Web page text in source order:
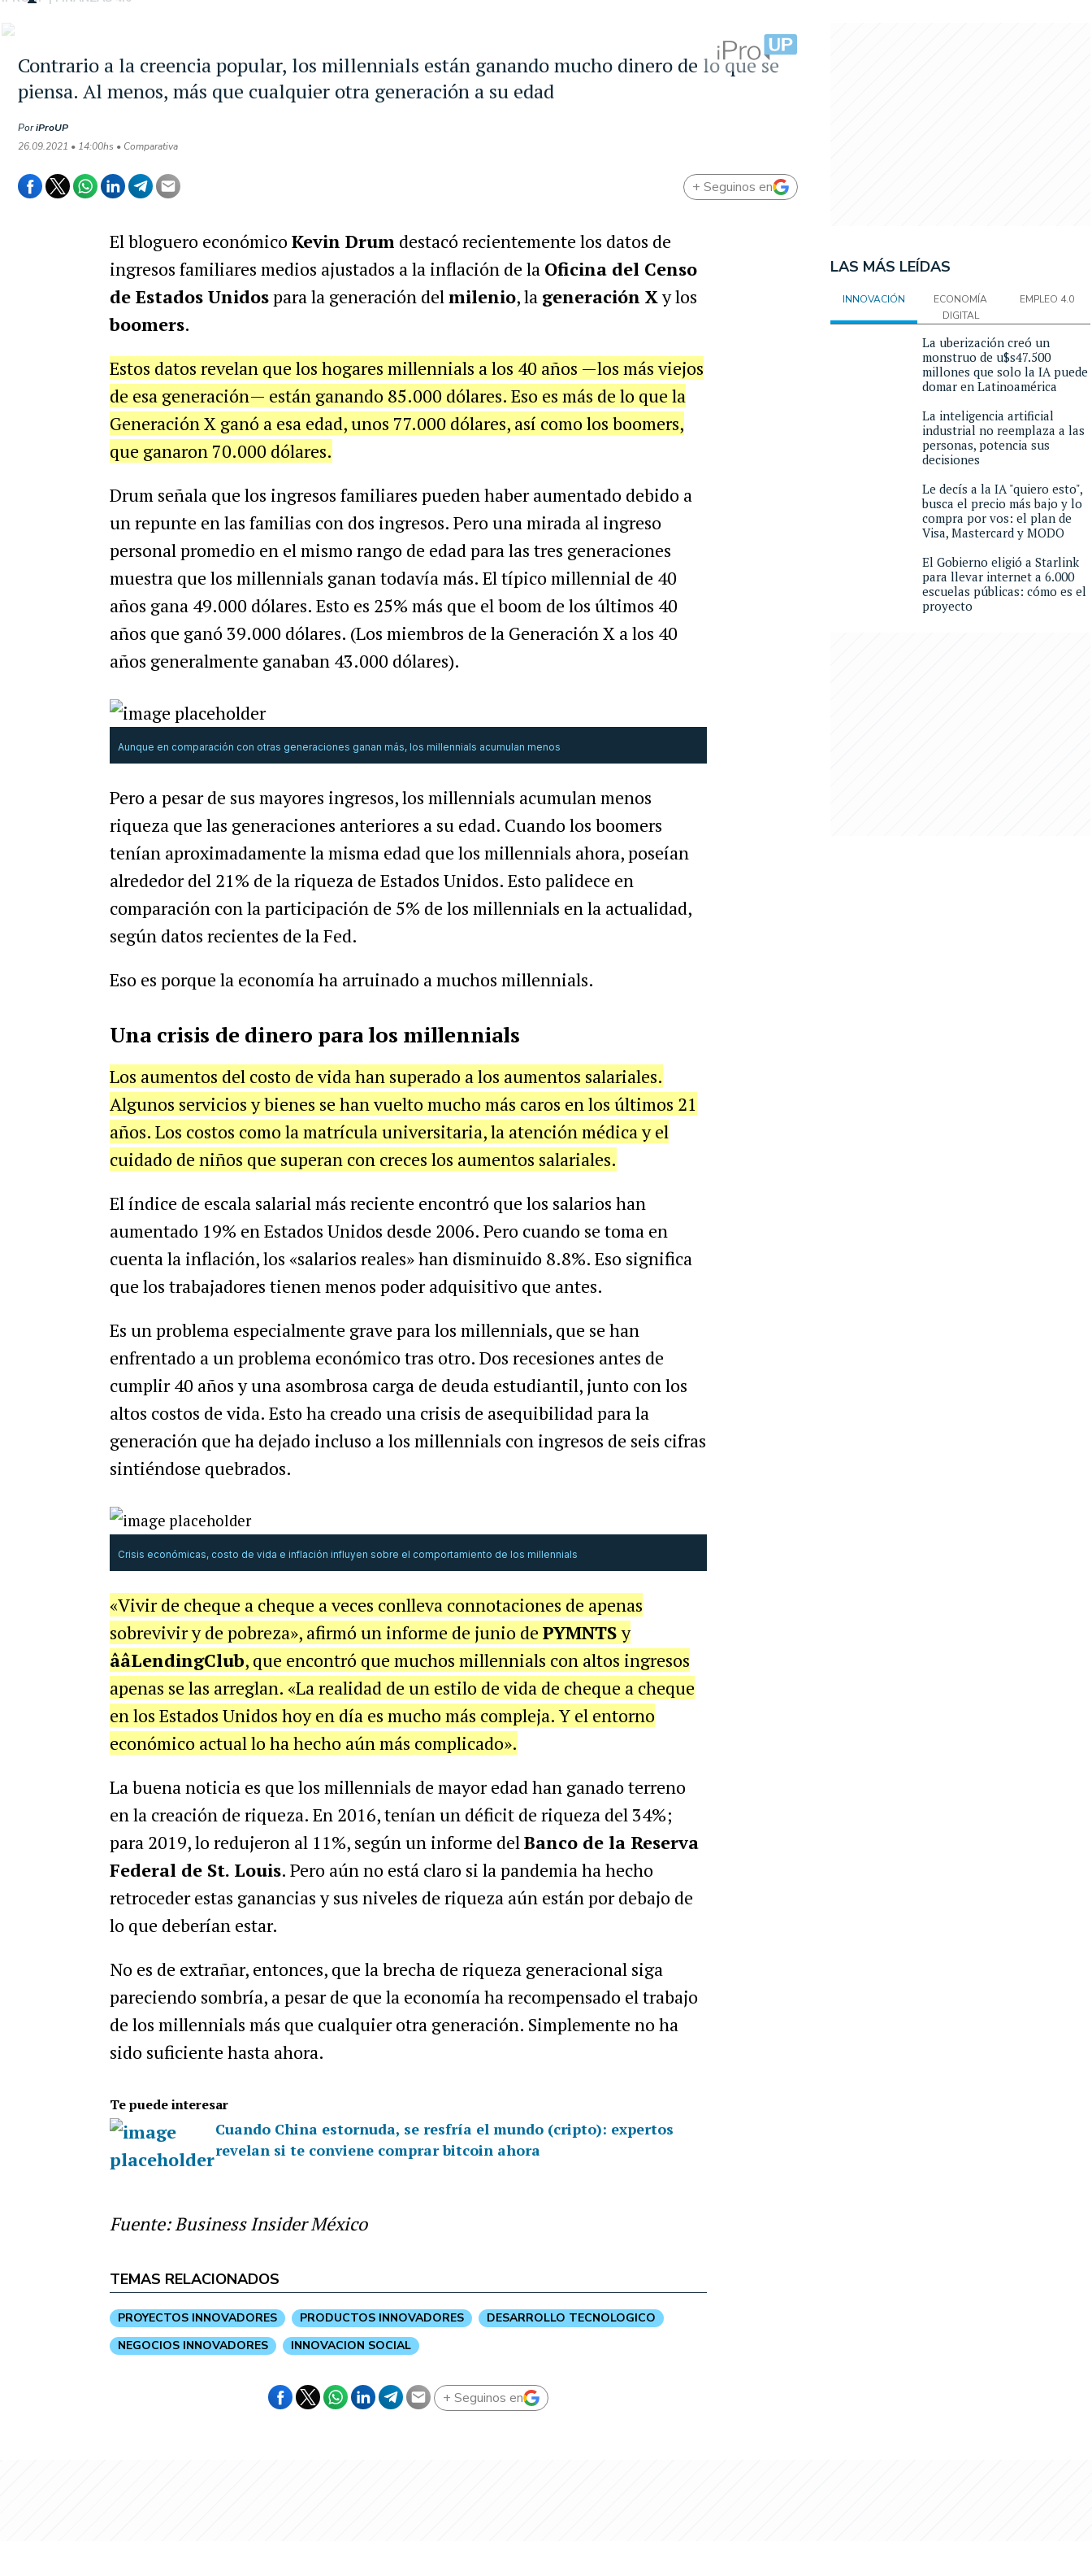
Contrario a la creencia popular, los millennials están ganando mucho dinero de lo que se
piensa. Al menos, más que cualquier otra generación a su edad
PoriProUP
26.09.2021 • 14:00hs • Comparativa
+ Seguinos en
El bloguero económico Kevin Drum destacó recientemente los datos de
ingresos familiares medios ajustados a la inflación de la Oficina del Censo
de Estados Unidospara la generación delmilenio, la generación Xy los
boomers.
Estos datos revelan que los hogares millennials a los 40 años —los más viejos
de esa generación— están ganando 85.000 dólares. Eso es más de lo que la
Generación X ganó a esa edad, unos 77.000 dólares, así como los boomers,
que ganaron 70.000 dólares.
Drum señala que los ingresos familiares pueden haber aumentado debido a
un repunte en las familias con dos ingresos. Pero una mirada al ingreso
personal promedio en el mismo rango de edad para las tres generaciones
muestra que los millennials ganan todavía más. El típico millennial de 40
años gana 49.000 dólares. Esto es 25% más que el boom de los últimos 40
años que ganó 39.000 dólares. (Los miembros de la Generación X a los 40
años generalmente ganaban 43.000 dólares).
Aunque en comparación con otras generaciones ganan más, los millennials acumulan menos
Pero a pesar de sus mayores ingresos, los millennials acumulan menos
riqueza que las generaciones anteriores a su edad. Cuando los boomers
tenían aproximadamente la misma edad que los millennials ahora, poseían
alrededor del 21% de la riqueza de Estados Unidos. Esto palidece en
comparación con la participación de 5% de los millennials en la actualidad,
según datos recientes de la Fed.
Eso es porque la economía ha arruinado a muchos millennials.
Una crisis de dinero para los millennials
Los aumentos del costo de vida han superado a los aumentos salariales.
Algunos servicios y bienes se han vuelto mucho más caros en los últimos 21
años. Los costos como la matrícula universitaria, la atención médica y el
cuidado de niños que superan con creces los aumentos salariales.
El índice de escala salarial más reciente encontró que los salarios han
aumentado 19% en Estados Unidos desde 2006. Pero cuando se toma en
cuenta la inflación, los «salarios reales» han disminuido 8.8%. Eso significa
que los trabajadores tienen menos poder adquisitivo que antes.
Es un problema especialmente grave para los millennials, que se han
enfrentado a un problema económico tras otro. Dos recesiones antes de
cumplir 40 años y una asombrosa carga de deuda estudiantil, junto con los
altos costos de vida. Esto ha creado una crisis de asequibilidad para la
generación que ha dejado incluso a los millennials con ingresos de seis cifras
sintiéndose quebrados.
Crisis económicas, costo de vida e inflación influyen sobre el comportamiento de los millennials
«Vivir de cheque a cheque a veces conlleva connotaciones de apenas
sobrevivir y de pobreza», afirmó un informe de junio de PYMNTSy
ââLendingClub, que encontró que muchos millennials con altos ingresos
apenas se las arreglan. «La realidad de un estilo de vida de cheque a cheque
en los Estados Unidos hoy en día es mucho más compleja. Y el entorno
económico actual lo ha hecho aún más complicado».
La buena noticia es que los millennials de mayor edad han ganado terreno
en la creación de riqueza. En 2016, tenían un déficit de riqueza del 34%;
para 2019, lo redujeron al 11%, según un informe delBanco de la Reserva
Federal de St. Louis. Pero aún no está claro si la pandemia ha hecho
retroceder estas ganancias y sus niveles de riqueza aún están por debajo de
lo que deberían estar.
No es de extrañar, entonces, que la brecha de riqueza generacional siga
pareciendo sombría, a pesar de que la economía ha recompensado el trabajo
de los millennials más que cualquier otra generación. Simplemente no ha
sido suficiente hasta ahora.
Te puede interesar
Cuando China estornuda, se resfría el mundo (cripto): expertos
revelan si te conviene comprar bitcoin ahora
Fuente: Business Insider México
TEMAS RELACIONADOS
PROYECTOS INNOVADORES PRODUCTOS INNOVADORES
DESARROLLO TECNOLOGICO
NEGOCIOS INNOVADORES
INNOVACION SOCIAL
+ Seguinos en
LAS MÁS LEÍDAS
INNOVACIÓN
ECONOMÍA
DIGITAL
EMPLEO 4.0
La uberización creó un
monstruo de u$s47.500
millones que solo la IA puede
domar en Latinoamérica
La inteligencia artificial
industrial no reemplaza a las
personas, potencia sus
decisiones
Le decís a la IA "quiero esto",
busca el precio más bajo y lo
compra por vos: el plan de
Visa, Mastercard y MODO
El Gobierno eligió a Starlink
para llevar internet a 6.000
escuelas públicas: cómo es el
proyecto